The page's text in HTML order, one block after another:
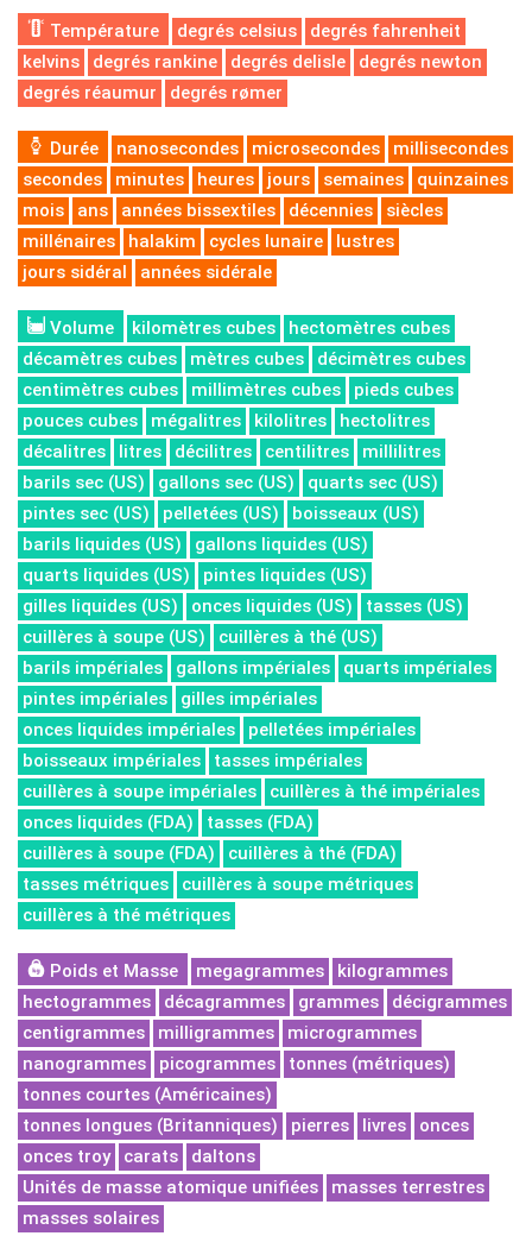
Température degrés celsius
degrés fahrenheit
kelvins
degrés rankine degrés delisle
degrés newton
degrés réaumur
degrés rømer
Durée nanosecondes microsecondes
millisecondes
secondes
minutes heures jours semaines
quinzaines
mois
ans années bissextiles décennies
siècles
millénaires
halakim cycles lunaire
lustres
jours sidéral
années sidérale
Volume kilomètres cubes
hectomètres cubes
décamètres cubes
mètres cubes
décimètres cubes
centimètres cubes
millimètres cubes
pieds cubes
pouces cubes
mégalitres kilolitres
hectolitres
décalitres
litres décilitres centilitres
millilitres
barils sec (US)
gallons sec (US)
quarts sec (US)
pintes sec (US)
pelletées (US)
boisseaux (US)
barils liquides (US)
gallons liquides (US)
quarts liquides (US)
pintes liquides (US)
gilles liquides (US)
onces liquides (US)
tasses (US)
cuillères à soupe (US)
cuillères à thé (US)
barils impériales
gallons impériales
quarts impériales
pintes impériales
gilles impériales
onces liquides impériales
pelletées impériales
boisseaux impériales
tasses impériales
cuillères à soupe impériales
cuillères à thé impériales
onces liquides (FDA)
tasses (FDA)
cuillères à soupe (FDA)
cuillères à thé (FDA)
tasses métriques
cuillères à soupe métriques
cuillères à thé métriques
Poids et Masse megagrammes
kilogrammes
hectogrammes
décagrammes grammes
décigrammes
centigrammes
milligrammes
microgrammes
nanogrammes
picogrammes
tonnes (métriques)
tonnes courtes (Américaines)
tonnes longues (Britanniques)
pierres livres
onces
onces troy
carats
daltons
Unités de masse atomique unifiées
masses terrestres
masses solaires